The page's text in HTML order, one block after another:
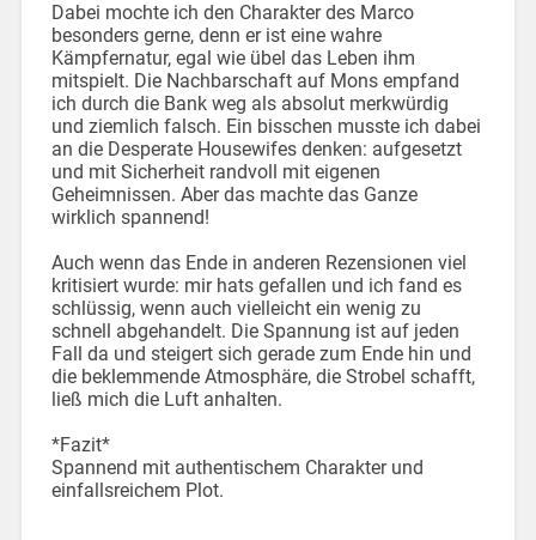
Dabei mochte ich den Charakter des Marco
besonders gerne, denn er ist eine wahre
Kämpfernatur, egal wie übel das Leben ihm
mitspielt. Die Nachbarschaft auf Mons empfand
ich durch die Bank weg als absolut merkwürdig
und ziemlich falsch. Ein bisschen musste ich dabei
an die Desperate Housewifes denken: aufgesetzt
und mit Sicherheit randvoll mit eigenen
Geheimnissen. Aber das machte das Ganze
wirklich spannend!
Auch wenn das Ende in anderen Rezensionen viel
kritisiert wurde: mir hats gefallen und ich fand es
schlüssig, wenn auch vielleicht ein wenig zu
schnell abgehandelt. Die Spannung ist auf jeden
Fall da und steigert sich gerade zum Ende hin und
die beklemmende Atmosphäre, die Strobel schafft,
ließ mich die Luft anhalten.
*Fazit*
Spannend mit authentischem Charakter und
einfallsreichem Plot.